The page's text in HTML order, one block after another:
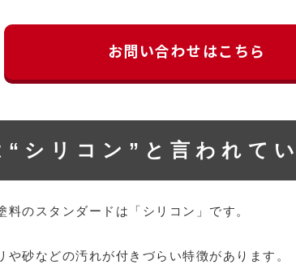
お問い合わせはこちら
シリコン”と言われて
のスタンダードは「シリコン」です。
砂などの汚れが付きづらい特徴があります。